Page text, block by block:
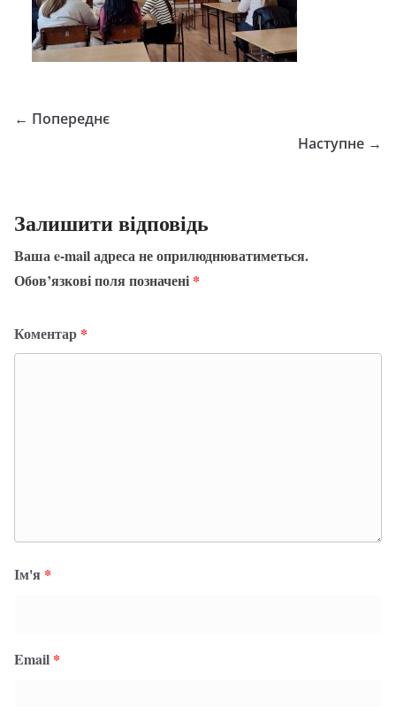
← Попереднє
Наступне →
Залишити відповідь
Ваша e-mail адреса не оприлюднюватиметься.
Обов’язкові поля позначені *
Коментар *
Ім'я *
Email *